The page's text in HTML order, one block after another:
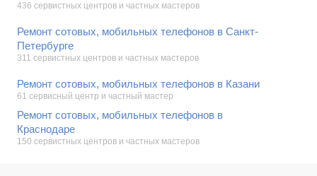
436 сервистных центров и частных мастеров
Ремонт сотовых, мобильных телефонов в Санкт-
Петербурге
311 сервистных центров и частных мастеров
Ремонт сотовых, мобильных телефонов в Казани
61 сервисный центр и частный мастер
Ремонт сотовых, мобильных телефонов в
Краснодаре
150 сервистных центров и частных мастеров